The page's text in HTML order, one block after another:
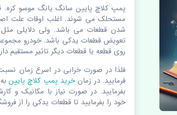
پمپ کلاچ پایین سانگ یانگ موسو
مستحلک می شوند. اغلب اوقات علت
شدن قطعات می باشد. ولی دلایلی
تعویض قطعات یدکی باشد. خودرو
روی قطعه یا قطعات دیگر تاثیر مستقیم
فلذا در صورت خرابی در اسرع زمان
فرمایید. در زمان خرید پمپ کلاچ پایین
بفرمایید. در صورت نیاز با مکانیک و
خود را بفرمایید تا قطعات یدکی را از